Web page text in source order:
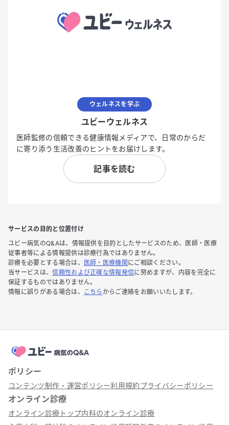
ウェルネスを学ぶ
ユビーウェルネス
医師監修の信頼できる健康情報メディアで、日常のからだ
に寄り添う生活改善のヒントをお届けします。
記事を読む
サービスの目的と位置付け
ユビー病気のQ&Aは、情報提供を目的としたサービスのため、医師・医療
従事者等による情報提供は診療行為ではありません。
診療を必要とする場合は、
医師・医療機関 にご相談ください。
当サービスは、信頼性および正確な情報発信に努めますが、内容を完全に
保証するものではありません。
情報に誤りがある場合は、
こちら からご連絡をお願いいたします。
ポリシー
コンテンツ制作・運営ポリシー利用規約プライバシーポリシー
オンライン診療
オンライン診療トップ内科のオンライン診療